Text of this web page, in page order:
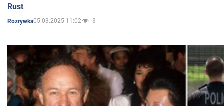
Rust
Rozrywka05.03.2025 11:02 3